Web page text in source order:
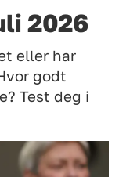
2026
eller har
godt
Test deg i